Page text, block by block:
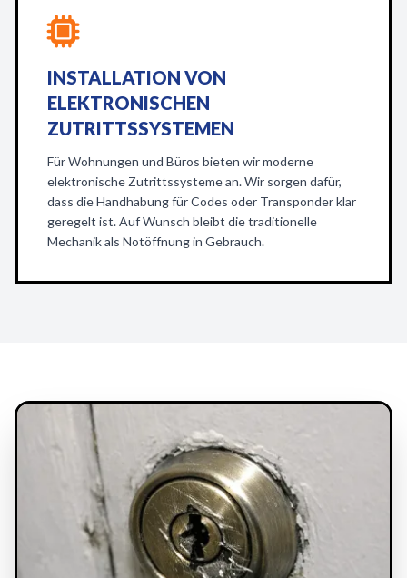
INSTALLATION VON
ELEKTRONISCHEN
ZUTRITTSSYSTEMEN
Für Wohnungen und Büros bieten wir moderne
elektronische Zutrittssysteme an. Wir sorgen dafür,
dass die Handhabung für Codes oder Transponder klar
geregelt ist. Auf Wunsch bleibt die traditionelle
Mechanik als Notöffnung in Gebrauch.